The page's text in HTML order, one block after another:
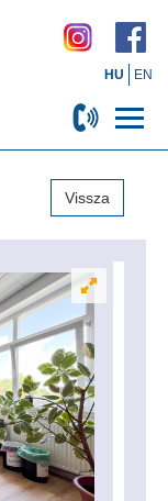
HU EN
Vissza